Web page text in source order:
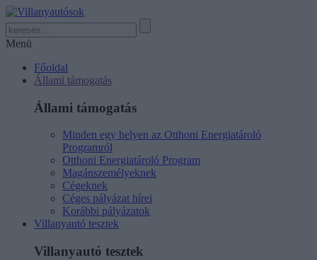
Menü
Főoldal
Állami támogatás
Állami támogatás
Minden egy helyen az Otthoni Energiatároló
Programról
Otthoni Energiatároló Program
Magánszemélyeknek
Cégeknek
Céges pályázat hírei
Korábbi pályázatok
Villanyautó tesztek
Villanyautó tesztek